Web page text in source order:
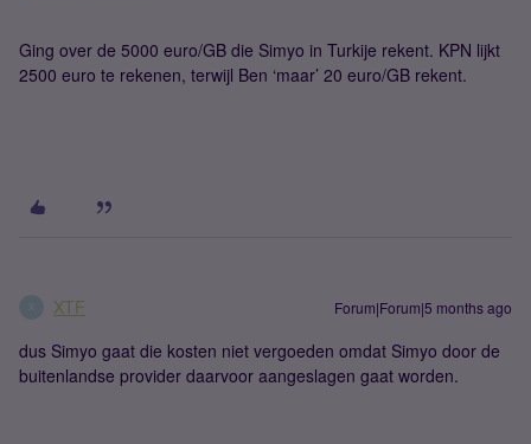
Ging over de 5000 euro/GB die Simyo in Turkije rekent. KPN lijkt
2500 euro te rekenen, terwijl Ben ‘maar’ 20 euro/GB rekent.
XTF Forum|Forum|5 months ago
dus Simyo gaat die kosten niet vergoeden omdat Simyo door de
buitenlandse provider daarvoor aangeslagen gaat worden.